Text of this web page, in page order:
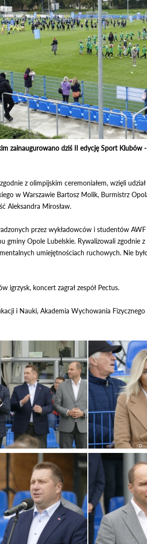
zainaugurowano dziś II edycję Sport
z olimpijskim ceremoniałem, wzięli
w Warszawie Bartosz Molik, Burmistrz
Aleksandra Mirosław.
przez wykładowców i studentów
gminy Opole Lubelskie. Rywalizowali zgodnie z
umiejętnościach ruchowych. Nie
igrzysk, koncert zagrał zespół Pectus.
i Nauki, Akademia Wychowania Fizycznego